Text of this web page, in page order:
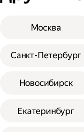
Москва
Санкт-Петербург
Новосибирск
Екатеринбург